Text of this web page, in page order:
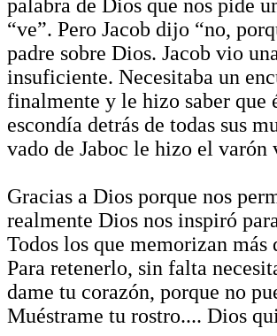
palabra de Dios que nos pide
“ve”. Pero Jacob dijo “no,
padre sobre Dios. Jacob vio
insuficiente. Necesitaba un
finalmente y le hizo saber que
escondía detrás de todas sus
vado de Jaboc le hizo el
Gracias a Dios porque nos
realmente Dios nos inspiró
Todos los que memorizan
Para retenerlo, sin falta
dame tu corazón, porque no
Muéstrame tu rostro.... Dios